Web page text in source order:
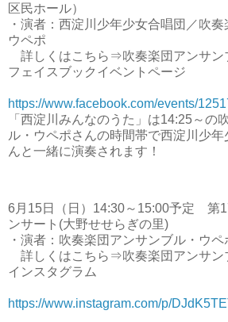
区民ホール）
・演者：西淀川少年少女合唱団／吹奏
ウペポ
詳しくはこちら⇒吹奏楽団アンサン
フェイスブックイベントページ
https://www.facebook.com/events/
「西淀川みんなのうた」は14:25～の
ル・ウペポさんの時間帯で西淀川少年
んと一緒に演奏されます！
6月15日（日）14:30～15:00予定 第
ンサート(大野せせらぎの里)
・演者：吹奏楽団アンサンブル・ウペ
詳しくはこちら⇒吹奏楽団アンサン
インスタグラム
https://www.instagram.com/p/